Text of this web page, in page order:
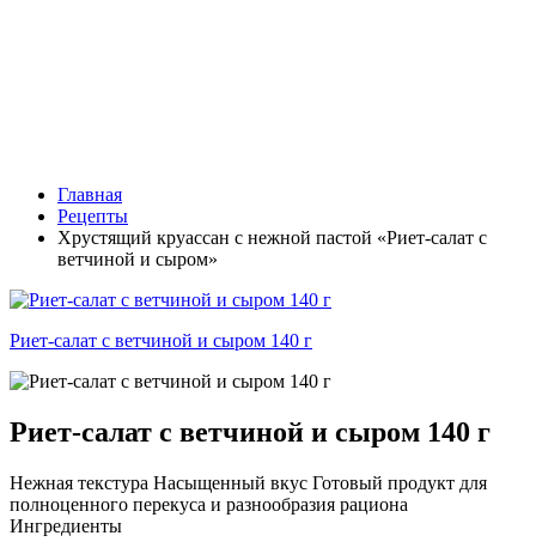
Главная
Рецепты
Хрустящий круассан с нежной пастой «Риет-салат с
ветчиной и сыром»
Риет-салат с ветчиной и сыром 140 г
Риет-салат с ветчиной и сыром 140 г
Нежная текстура Насыщенный вкус Готовый продукт для
полноценного перекуса и разнообразия рациона
Ингредиенты